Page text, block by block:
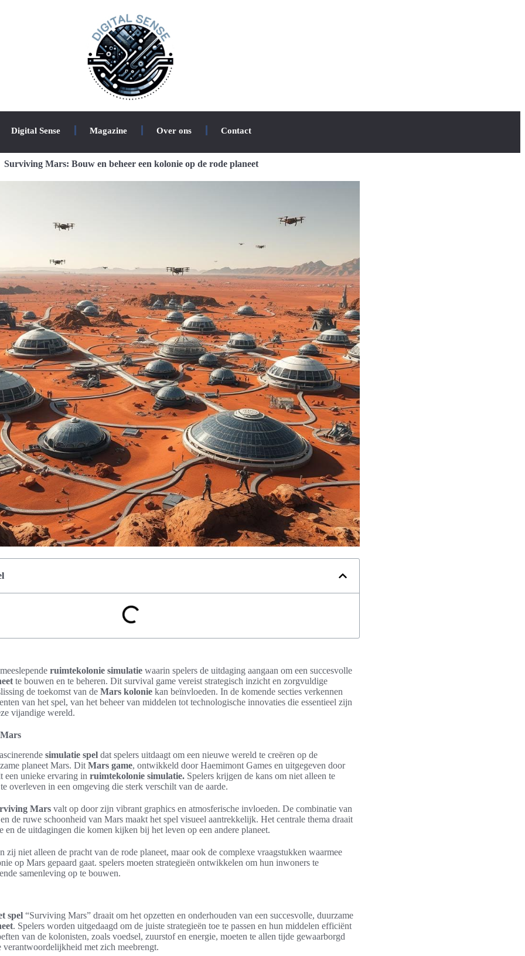
Digital Sense Magazine Over ons Contact
Surviving Mars: Bouw en beheer een kolonie op de rode planeet
ruimtekolonie simulatie waarin spelers de uitdaging aangaan om een succesvolle
te bouwen en te beheren. Dit survival game vereist strategisch inzicht en zorgvuldige
de toekomst van de Mars kolonie kan beïnvloeden. In de komende secties verkennen
van het spel, van het beheer van middelen tot technologische innovaties die essentieel zijn
vijandige wereld.
simulatie spel dat spelers uitdaagt om een nieuwe wereld te creëren op de
planeet Mars. Dit Mars game, ontwikkeld door Haemimont Games en uitgegeven door
een unieke ervaring in ruimtekolonie simulatie. Spelers krijgen de kans om niet alleen te
overleven in een omgeving die sterk verschilt van de aarde.
Mars valt op door zijn vibrant graphics en atmosferische invloeden. De combinatie van
de ruwe schoonheid van Mars maakt het spel visueel aantrekkelijk. Het centrale thema draait
en de uitdagingen die komen kijken bij het leven op een andere planeet.
zij niet alleen de pracht van de rode planeet, maar ook de complexe vraagstukken waarmee
op Mars gepaard gaat. spelers moeten strategieën ontwikkelen om hun inwoners te
samenleving op te bouwen.
spel “Surviving Mars” draait om het opzetten en onderhouden van een succesvolle, duurzame
. Spelers worden uitgedaagd om de juiste strategieën toe te passen en hun middelen efficiënt
van de kolonisten, zoals voedsel, zuurstof en energie, moeten te allen tijde gewaarborgd
met zich meebrengt.